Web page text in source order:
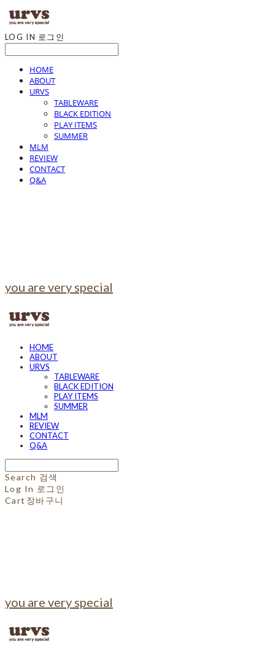
LOG IN 로그인
HOME
ABOUT
URVS
TABLEWARE
BLACK EDITION
PLAY ITEMS
SUMMER
MLM
REVIEW
CONTACT
Q&A
you are very special
HOME
ABOUT
URVS
TABLEWARE
BLACK EDITION
PLAY ITEMS
SUMMER
MLM
REVIEW
CONTACT
Q&A
Search 검색
Log In 로그인
Cart 장바구니
you are very special